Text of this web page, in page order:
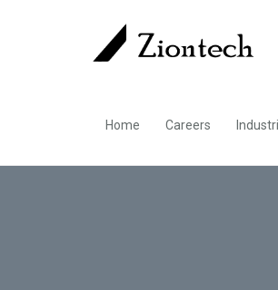
Home Careers